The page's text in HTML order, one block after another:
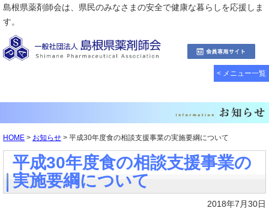
島根県薬剤師会は、県民のみなさまの安全で健康な暮らしを応援しま
す。
< メニュー一覧
HOME > お知らせ > 平成30年度食の相談支援事業の実施要綱について
平成30年度食の相談支援事業の
実施要綱について
2018年7月30日